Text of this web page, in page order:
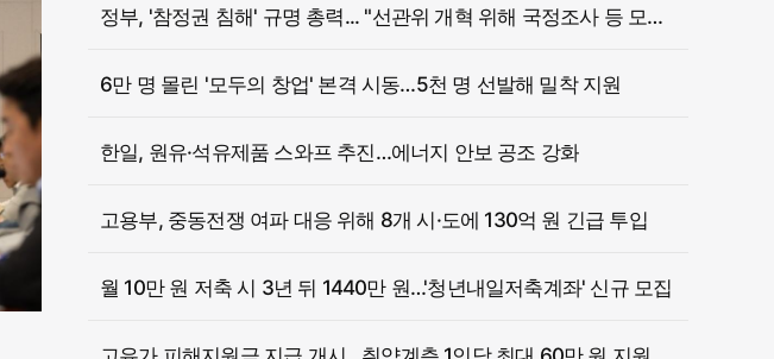
정부, '참정권 침해' 규명 총력... "선관위 개혁 위해 국정조사 등 모든 조치"
6만 명 몰린 '모두의 창업' 본격 시동…5천 명 선발해 밀착 지원
한일, 원유·석유제품 스와프 추진…에너지 안보 공조 강화
고용부, 중동전쟁 여파 대응 위해 8개 시·도에 130억 원 긴급 투입
월 10만 원 저축 시 3년 뒤 1440만 원…'청년내일저축계좌' 신규 모집